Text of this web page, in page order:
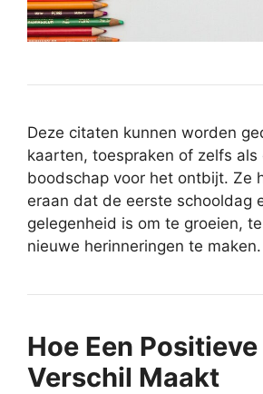
Deze citaten kunnen worden
kaarten, toespraken of zelfs als
boodschap voor het ontbijt. Ze
eraan dat de eerste schooldag
gelegenheid is om te groeien,
nieuwe herinneringen te maken.
Hoe Een
Verschil Maakt